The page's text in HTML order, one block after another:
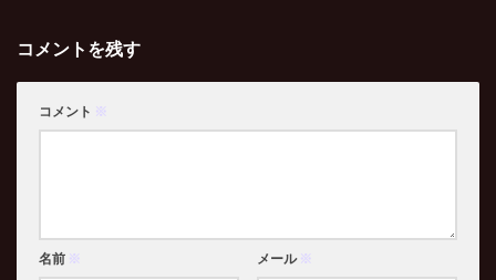
コメントを残す
コメント ※
名前 ※ メール ※